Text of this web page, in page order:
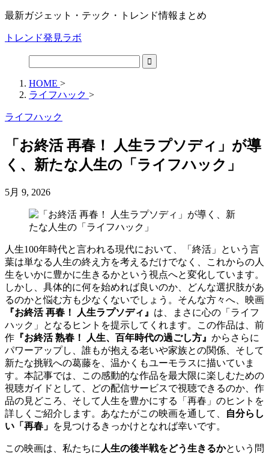
最新ガジェット・テック・トレンド情報まとめ
トレンド発見ラボ
HOME >
ライフハック >
ライフハック
「お終活 再春！ 人生ラプソディ」が導
く、新たな人生の「ライフハック」
5月 9, 2026
人生100年時代と言われる現代において、「終活」という言
葉は単なる人生の終え方を考えるだけでなく、これからの人
生をいかに豊かに生きるかという視点へと変化しています。
しかし、具体的に何を始めれば良いのか、どんな選択肢があ
るのかと悩む方も少なくないでしょう。そんな方々へ、映画
『お終活 再春！ 人生ラプソディ』 は、まさに心の「ライフ
ハック」となるヒントを提示してくれます。この作品は、前
作 『お終活 熟春！ 人生、百年時代の過ごし方』 からさらに
パワーアップし、誰もが抱える老いや家族との関係、そして
新たな挑戦への葛藤を、温かくもユーモラスに描いていま
す。本記事では、この感動的な作品を最大限に楽しむための
視聴ガイドとして、どの配信サービスで視聴できるのか、作
品の見どころ、そして人生を豊かにする「再春」のヒントを
詳しくご紹介します。あなたがこの映画を通して、
自分らし
い「再春」 を見つけるきっかけとなれば幸いです。
この映画は、私たちに 人生の後半戦をどう生きるかという問